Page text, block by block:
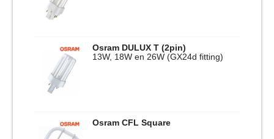
Osram DULUX T (2pin)
13W, 18W en 26W (GX24d fitting)
Osram CFL Square